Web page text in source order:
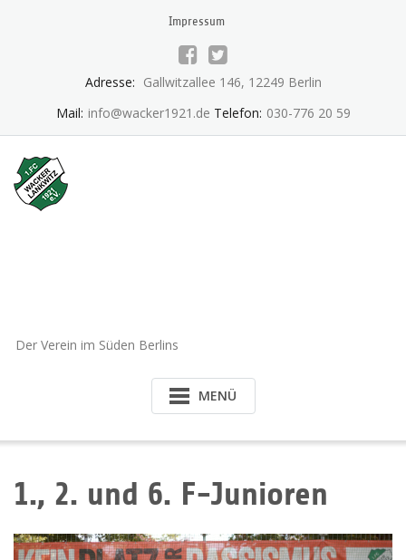
Impressum
Adresse: Gallwitzallee 146, 12249 Berlin
Mail: info@wacker1921.de Telefon: 030-776 20 59
Der Verein im Süden Berlins
MENÜ
1., 2. und 6. F-Junioren